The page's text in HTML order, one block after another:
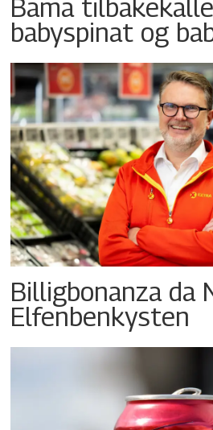
Bama
babyspinat og
Billigbonanza da
Elfenbenkysten